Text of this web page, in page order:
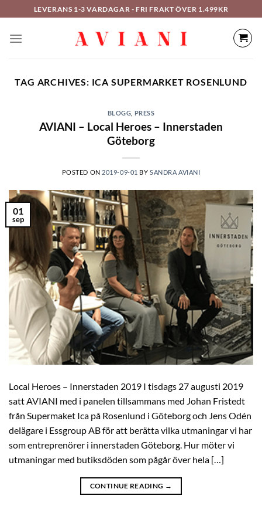
till
innehåll
LEVERANS 1-3 VARDAGAR - FRI FRAKT ÖVER 1.499KR
TAG ARCHIVES: ICA SUPERMARKET ROSENLUND
BLOGG PRESS
AVIANI – Local Heroes – Innerstaden
Göteborg
POSTED ON 2019-09-01 BYSANDRA AVIANI
01
sep
Local Heroes – Innerstaden 2019 I tisdags 27 augusti 2019
satt AVIANI med i panelen tillsammans med Johan Fristedt
från Supermaket Ica på Rosenlund i Göteborg och Jens Odén
delägare i Essgroup AB för att berätta vilka utmaningar vi har
som entreprenörer i innerstaden Göteborg. Hur möter vi
utmaningar med butiksdöden som pågår över hela […]
CONTINUE READING →